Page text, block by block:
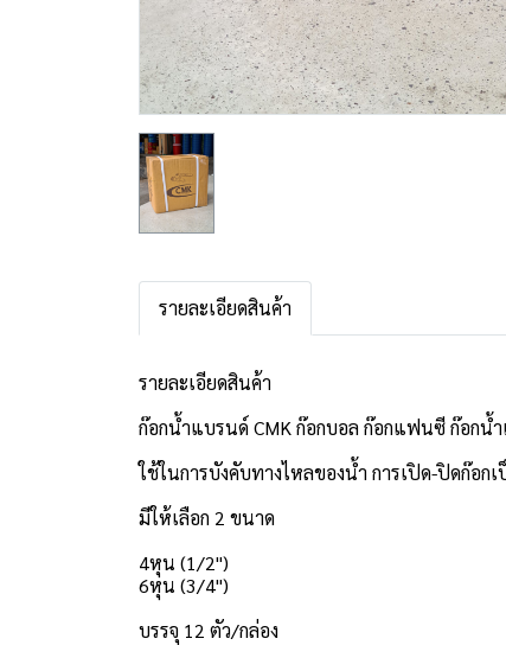
รายละเอียดสินค้า
รายละเอียดสินค้า
ก๊อกน้ำแบรนด์ CMK ก๊อกบอล ก๊อกแฟนซี ก๊อก
ใช้ในการบังคับทางไหลของน้ำ การเปิด-ปิดก๊อก
มีให้เลือก 2 ขนาด
4หุน (1/2")
6หุน (3/4")
บรรจุ 12 ตัว/กล่อง